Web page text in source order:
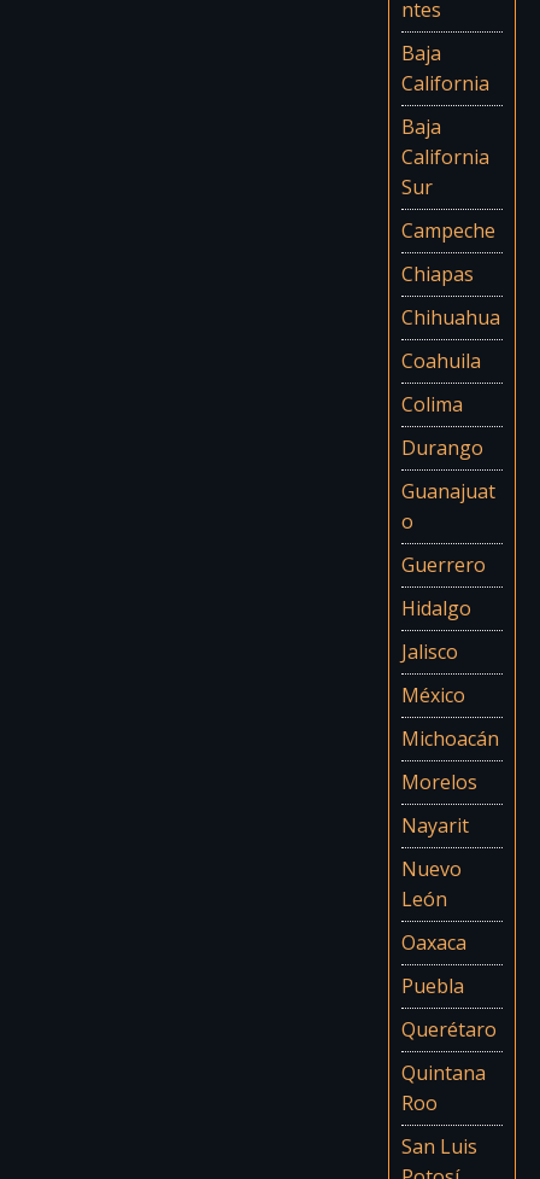
ntes
Baja
California
Baja
California
Sur
Campeche
Chiapas
Chihuahua
Coahuila
Colima
Durango
Guanajuat
o
Guerrero
Hidalgo
Jalisco
México
Michoacán
Morelos
Nayarit
Nuevo
León
Oaxaca
Puebla
Querétaro
Quintana
Roo
San Luis